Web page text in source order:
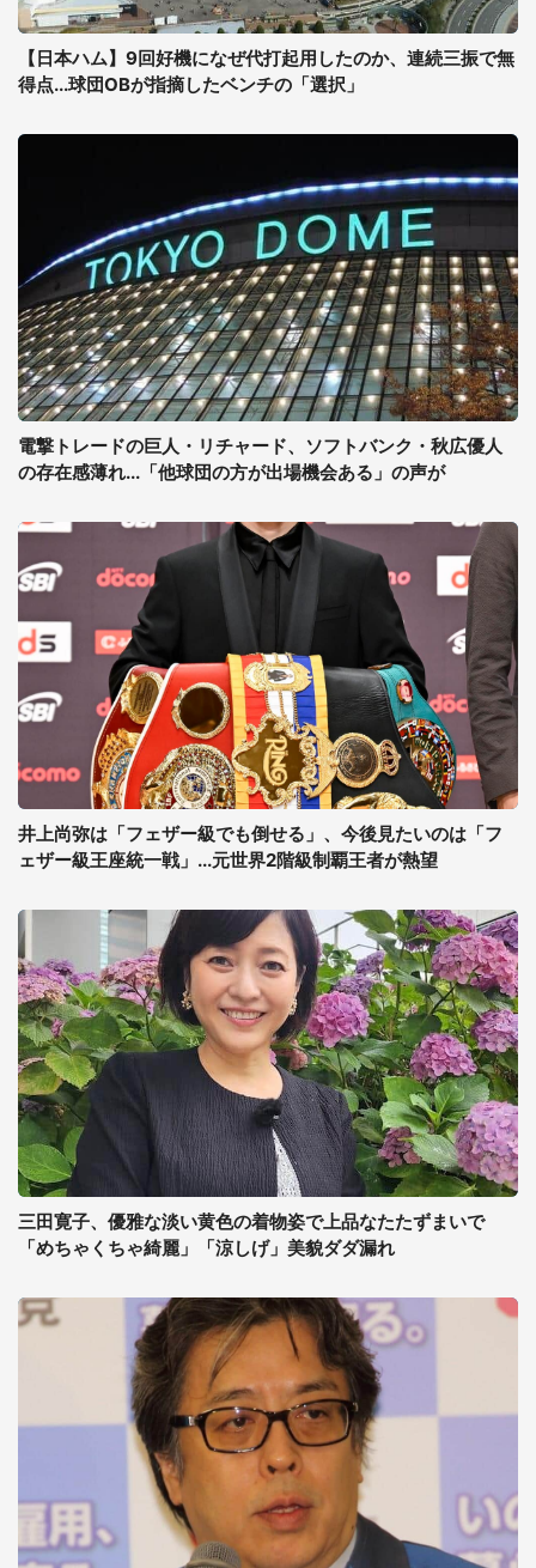
【日本ハム】9回好機になぜ代打起用したのか、連続三振で無
得点...球団OBが指摘したベンチの「選択」
電撃トレードの巨人・リチャード、ソフトバンク・秋広優人
の存在感薄れ...「他球団の方が出場機会ある」の声が
井上尚弥は「フェザー級でも倒せる」、今後見たいのは「フ
ェザー級王座統一戦」...元世界2階級制覇王者が熱望
三田寛子、優雅な淡い黄色の着物姿で上品なたたずまいで
「めちゃくちゃ綺麗」「涼しげ」美貌ダダ漏れ